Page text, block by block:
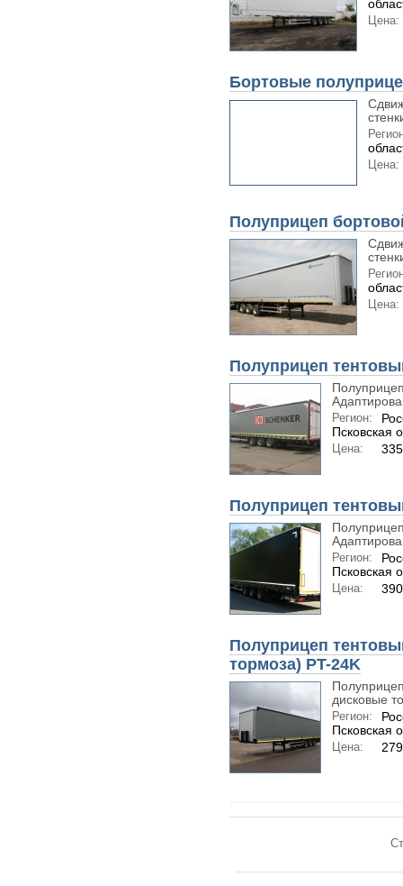
Цена:
Бортовые
Цена:
Полуприцеп
Цена:
Полуприцеп
Регион:
Псковская
Цена:
Полуприцеп
Регион:
Псковская
Цена:
Полуприцеп
тормоза) PT-24K
дисковые
Регион:
Псковская
Цена: